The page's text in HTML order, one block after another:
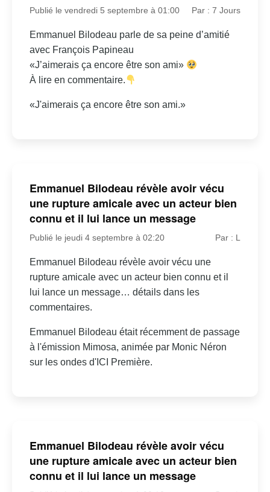
Publié le vendredi 5 septembre à 01:00 Par : 7 Jours
Emmanuel Bilodeau parle de sa peine d’amitié
avec François Papineau
«J’aimerais ça encore être son ami»
À lire en commentaire.
«J'aimerais ça encore être son ami.»
Emmanuel Bilodeau révèle avoir vécu
une rupture amicale avec un acteur bien
connu et il lui lance un message
Publié le jeudi 4 septembre à 02:20 Par : L
Emmanuel Bilodeau révèle avoir vécu une
rupture amicale avec un acteur bien connu et il
lui lance un message… détails dans les
commentaires.
Emmanuel Bilodeau était récemment de passage
à l'émission Mimosa, animée par Monic Néron
sur les ondes d'ICI Première.
Emmanuel Bilodeau révèle avoir vécu
une rupture amicale avec un acteur bien
connu et il lui lance un message